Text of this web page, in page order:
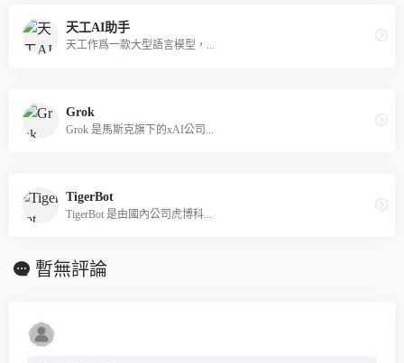
天工AI助手
天工作爲一款大型語言模型，...
Grok
Grok 是馬斯克旗下的xAI公司...
TigerBot
TigerBot 是由國內公司虎博科...
暫無評論